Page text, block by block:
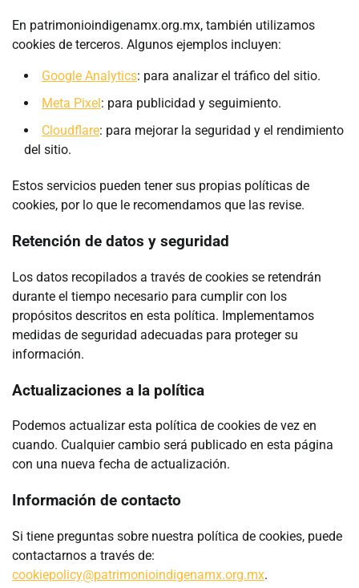
En patrimonioindigenamx.org.mx, también utilizamos
cookies de terceros. Algunos ejemplos incluyen:
Google Analytics: para analizar el tráfico del sitio.
Meta Pixel : para publicidad y seguimiento.
Cloudflare: para mejorar la seguridad y el rendimiento
del sitio.
Estos servicios pueden tener sus propias políticas de
cookies, por lo que le recomendamos que las revise.
Retención de datos y seguridad
Los datos recopilados a través de cookies se retendrán
durante el tiempo necesario para cumplir con los
propósitos descritos en esta política. Implementamos
medidas de seguridad adecuadas para proteger su
información.
Actualizaciones a la política
Podemos actualizar esta política de cookies de vez en
cuando. Cualquier cambio será publicado en esta página
con una nueva fecha de actualización.
Información de contacto
Si tiene preguntas sobre nuestra política de cookies, puede
contactarnos a través de:
cookiepolicy@patrimonioindigenamx.org.mx.